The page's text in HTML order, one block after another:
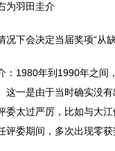
为羽田圭介
况下会决定当届奖项“从缺
：1980年到1990年之间
这一是由于当时确实没有
委太过严厉，比如与大
评委期间，多次出现零